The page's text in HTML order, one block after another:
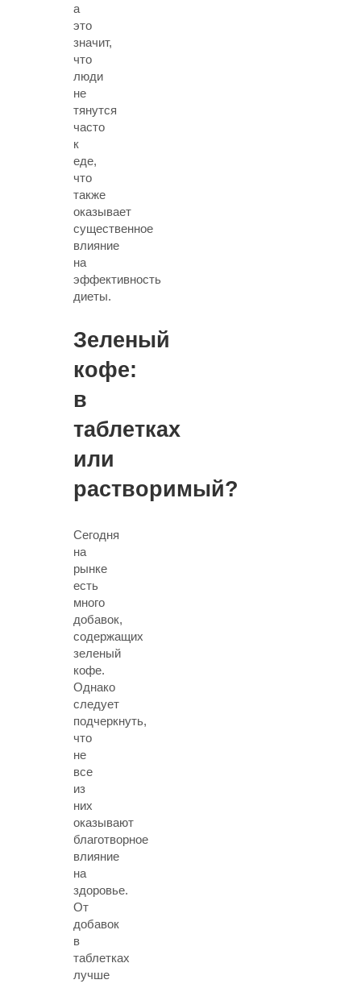
а
это
значит,
что
люди
не
тянутся
часто
к
еде,
что
также
оказывает
существенное
влияние
на
эффективность
диеты.
Зеленый
кофе:
в
таблетках
или
растворимый?
Сегодня
на
рынке
есть
много
добавок,
содержащих
зеленый
кофе.
Однако
следует
подчеркнуть,
что
не
все
из
них
оказывают
благотворное
влияние
на
здоровье.
От
добавок
в
таблетках
лучше